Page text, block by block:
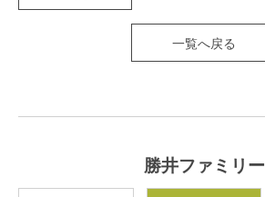
一覧へ戻る
勝井ファミリー